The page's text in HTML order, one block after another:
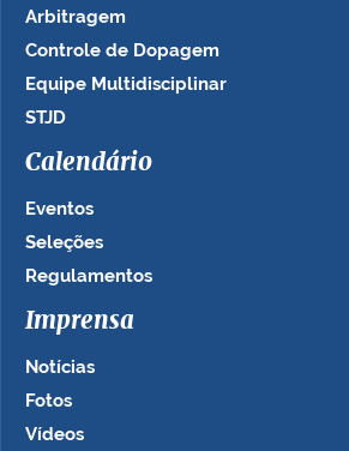
Arbitragem
Controle de Dopagem
Equipe Multidisciplinar
STJD
Calendário
Eventos
Seleções
Regulamentos
Imprensa
Notícias
Fotos
Vídeos